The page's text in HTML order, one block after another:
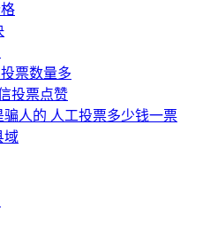
票数量多
投票点赞
人的 人工投票多少钱一票
域